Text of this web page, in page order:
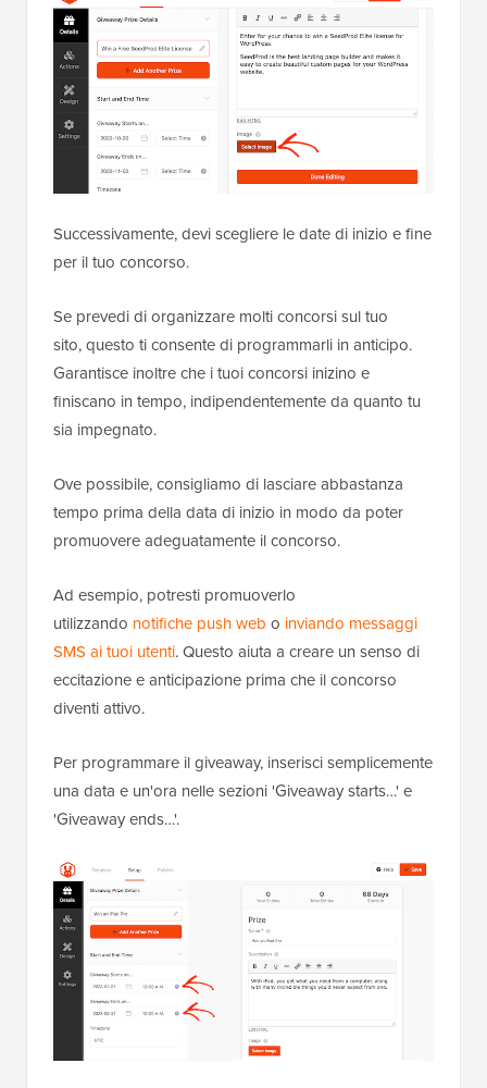
Successivamente, devi scegliere le date di inizio e fine
per il tuo concorso.
Se prevedi di organizzare molti concorsi sul tuo
sito, questo ti consente di programmarli in anticipo.
Garantisce inoltre che i tuoi concorsi inizino e
finiscano in tempo, indipendentemente da quanto tu
sia impegnato.
Ove possibile, consigliamo di lasciare abbastanza
tempo prima della data di inizio in modo da poter
promuovere adeguatamente il concorso.
Ad esempio, potresti promuoverlo
utilizzando notifiche push web o inviando messaggi
SMS ai tuoi utenti. Questo aiuta a creare un senso di
eccitazione e anticipazione prima che il concorso
diventi attivo.
Per programmare il giveaway, inserisci semplicemente
una data e un'ora nelle sezioni 'Giveaway starts…' e
'Giveaway ends…'.